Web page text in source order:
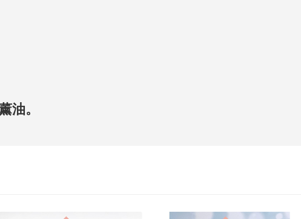
油。